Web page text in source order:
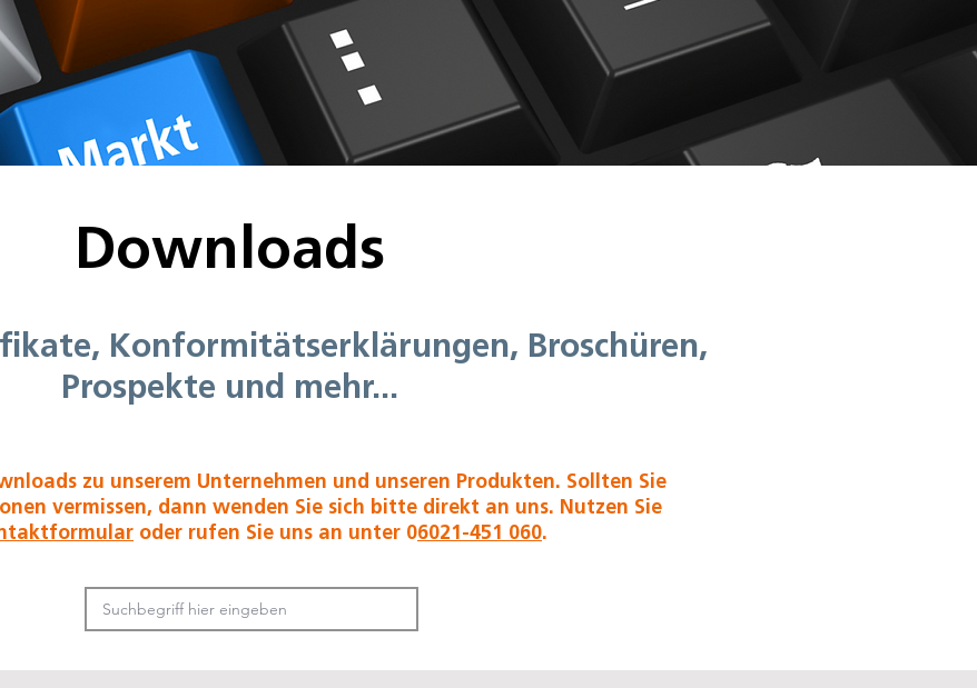
Downloads
Konformitätserklärungen, Broschüren,
Prospekte und mehr...
zu unserem Unternehmen und unseren Produkten. Sollten Sie
vermissen, dann wenden Sie sich bitte direkt an uns. Nutzen Sie
oder rufen Sie uns an unter 06021-451 060.